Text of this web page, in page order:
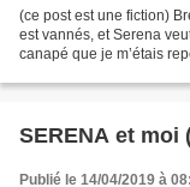
(ce post est une fiction)
est vannés, et Serena
canapé que je m’étais
SERENA et moi
Publié le 14/04/2019 à